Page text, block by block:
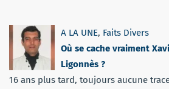
A LA UNE, Faits Divers
Où se cache vraiment
Ligonnès ?
16 ans plus tard, toujours aucune